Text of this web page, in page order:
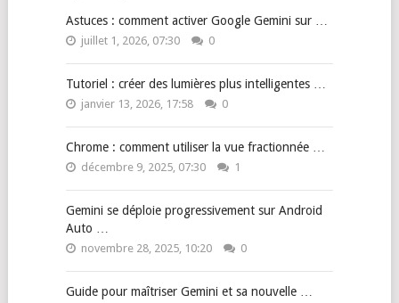
Astuces : comment activer Google Gemini sur …
juillet 1, 2026, 07:30 0
Tutoriel : créer des lumières plus intelligentes …
janvier 13, 2026, 17:58 0
Chrome : comment utiliser la vue fractionnée …
décembre 9, 2025, 07:30 1
Gemini se déploie progressivement sur Android
Auto …
novembre 28, 2025, 10:20 0
Guide pour maîtriser Gemini et sa nouvelle …